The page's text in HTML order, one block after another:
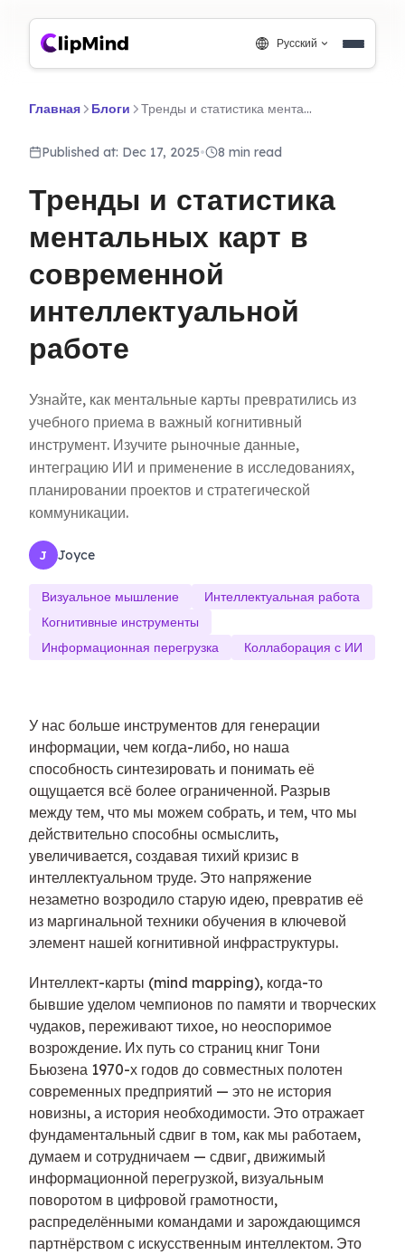
Русский
Главная Блоги Тренды и статистика ментальных карт в современной интеллектуальной работе
Published at: Dec 17, 2025• 8 min read
Тренды и статистика
ментальных карт в
современной
интеллектуальной
работе
Узнайте, как ментальные карты превратились из
учебного приема в важный когнитивный
инструмент. Изучите рыночные данные,
интеграцию ИИ и применение в исследованиях,
планировании проектов и стратегической
коммуникации.
J Joyce
Визуальное мышление
Интеллектуальная работа
Когнитивные инструменты
Информационная перегрузка
Коллаборация с ИИ
У нас больше инструментов для генерации
информации, чем когда-либо, но наша
способность синтезировать и понимать её
ощущается всё более ограниченной. Разрыв
между тем, что мы можем собрать, и тем, что мы
действительно способны осмыслить,
увеличивается, создавая тихий кризис в
интеллектуальном труде. Это напряжение
незаметно возродило старую идею, превратив её
из маргинальной техники обучения в ключевой
элемент нашей когнитивной инфраструктуры.
Интеллект-карты (mind mapping), когда-то
бывшие уделом чемпионов по памяти и творческих
чудаков, переживают тихое, но неоспоримое
возрождение. Их путь со страниц книг Тони
Бьюзена 1970-х годов до совместных полотен
современных предприятий — это не история
новизны, а история необходимости. Это отражает
фундаментальный сдвиг в том, как мы работаем,
думаем и сотрудничаем — сдвиг, движимый
информационной перегрузкой, визуальным
поворотом в цифровой грамотности,
распределёнными командами и зарождающимся
партнёрством с искусственным интеллектом. Это